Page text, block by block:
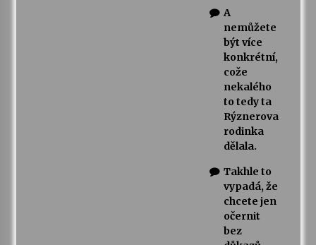
A
nemůžete
být více
konkrétní,
cože
nekalého
to tedy ta
Rýznerova
rodinka
dělala.
Takhle to
vypadá, že
chcete jen
očernit
bez